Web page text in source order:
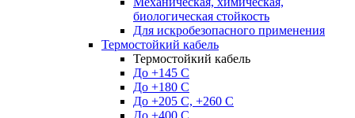
биологическая стойкость
Для искробезопасного применения
Термостойкий кабель
Термостойкий кабель
До +145 С
До +180 C
До +205 С, +260 С
До +400 C